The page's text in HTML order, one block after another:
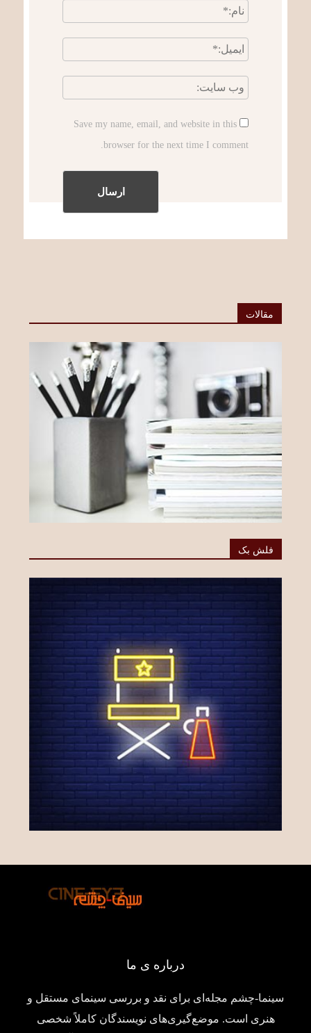
Save my name, email, and website in this
browser for the next time I comment.
مقالات
فلش بک
درباره ی ما
سینما-چشم مجله‌ای برای نقد و بررسی سینمای مستقل و
هنری است. موضع‌گیری‌های نویسندگان کاملاً شخصی